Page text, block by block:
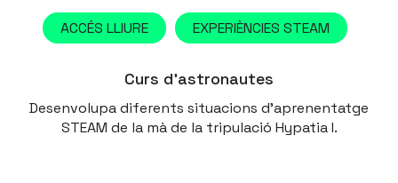
ACCÉS LLIURE EXPERIÈNCIES STEAM
Curs d’astronautes
Desenvolupa diferents situacions d’aprenentatge
STEAM de la mà de la tripulació Hypatia I.